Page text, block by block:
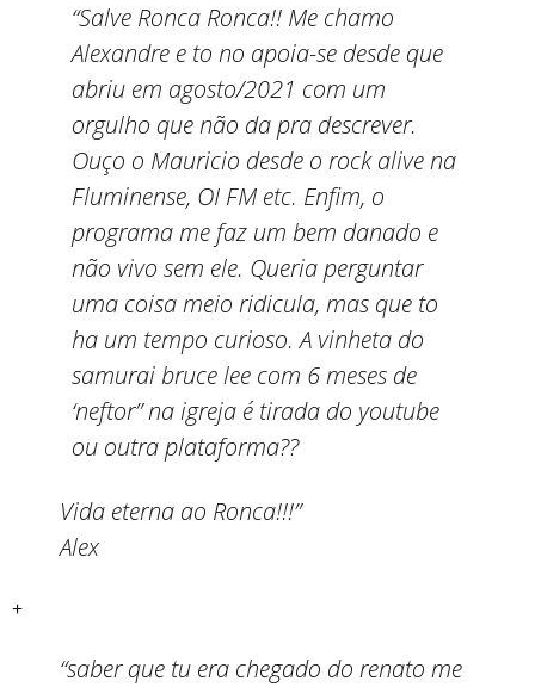
“Salve Ronca Ronca!! Me chamo
Alexandre e to no apoia-se desde que
abriu em agosto/2021 com um
orgulho que não da pra descrever.
Ouço o Mauricio desde o rock alive na
Fluminense, OI FM etc. Enfim, o
programa me faz um bem danado e
não vivo sem ele. Queria perguntar
uma coisa meio ridicula, mas que to
ha um tempo curioso. A vinheta do
samurai bruce lee com 6 meses de
‘neftor” na igreja é tirada do youtube
ou outra plataforma??
Vida eterna ao Ronca!!!”
Alex
+
“saber que tu era chegado do renato me